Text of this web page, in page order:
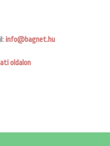
info@bagnet.hu
oldalon